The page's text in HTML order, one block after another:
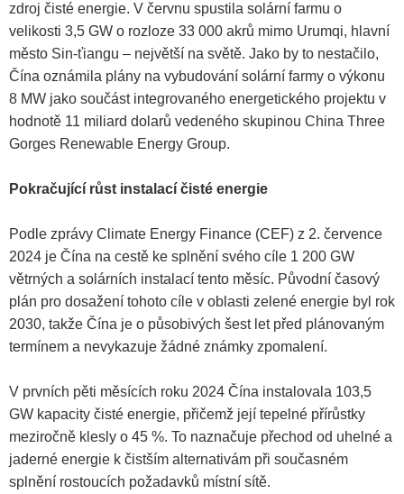
zdroj čisté energie. V červnu spustila solární farmu o
velikosti 3,5 GW o rozloze 33 000 akrů mimo Urumqi, hlavní
město Sin-ťiangu – největší na světě. Jako by to nestačilo,
Čína oznámila plány na vybudování solární farmy o výkonu
8 MW jako součást integrovaného energetického projektu v
hodnotě 11 miliard dolarů vedeného skupinou China Three
Gorges Renewable Energy Group.
Pokračující růst instalací čisté energie
Podle zprávy Climate Energy Finance (CEF) z 2. července
2024 je Čína na cestě ke splnění svého cíle 1 200 GW
větrných a solárních instalací tento měsíc. Původní časový
plán pro dosažení tohoto cíle v oblasti zelené energie byl rok
2030, takže Čína je o působivých šest let před plánovaným
termínem a nevykazuje žádné známky zpomalení.
V prvních pěti měsících roku 2024 Čína instalovala 103,5
GW kapacity čisté energie, přičemž její tepelné přírůstky
meziročně klesly o 45 %. To naznačuje přechod od uhelné a
jaderné energie k čistším alternativám při současném
splnění rostoucích požadavků místní sítě.